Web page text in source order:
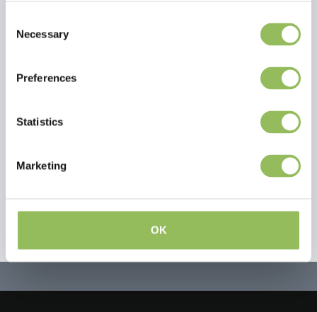
Selection
Necessary
Preferences
Statistics
Marketing
OK
Lesen Sie mehr
Bewertungen